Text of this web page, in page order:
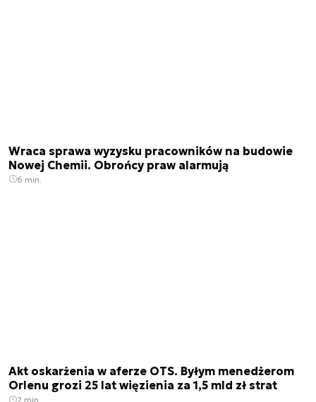
Wraca sprawa wyzysku pracowników na budowie
Nowej Chemii. Obrońcy praw alarmują
6 min.
Akt oskarżenia w aferze OTS. Byłym menedżerom
Orlenu grozi 25 lat więzienia za 1,5 mld zł strat
2 min.